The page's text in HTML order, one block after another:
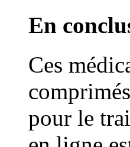
En
Ces
pour le